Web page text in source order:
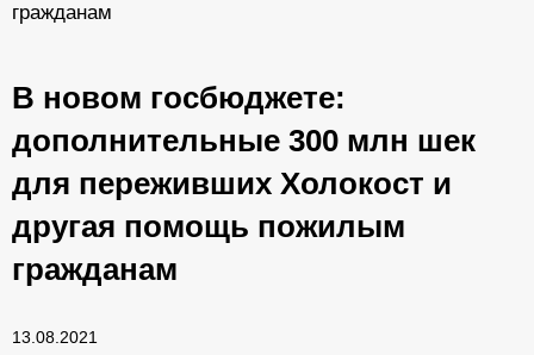
гражданам
В новом госбюджете:
дополнительные 300 млн шек
для переживших Холокост и
другая помощь пожилым
гражданам
13.08.2021